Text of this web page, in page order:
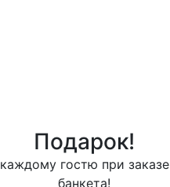
Подарок!
каждому гостю при заказе
банкета!